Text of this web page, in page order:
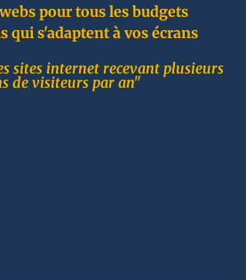
pour tous les budgets
qui s'adaptent à vos écrans
sites internet recevant plusieurs
de visiteurs par an"